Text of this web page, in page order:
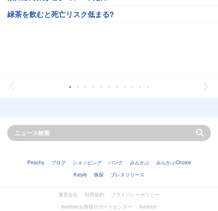
緑茶を飲むと死亡リスク低まる?
Peachy ブログ ショッピング バンク みんかぶ
みんかぶChoice
Kstyle
株探 プレスリリース
運営会社 利用規約
プライバシーポリシー
livedoorお客様サポートセンター
livedoor